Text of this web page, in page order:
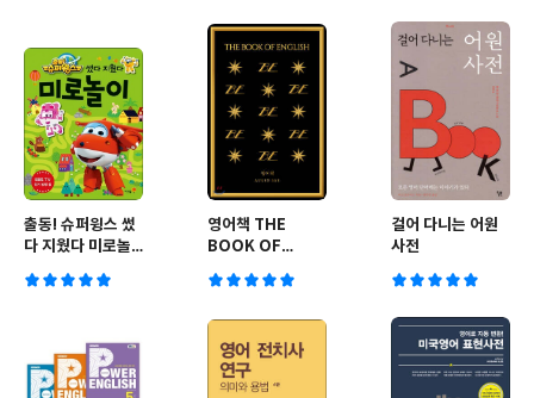
출동! 슈퍼윙스 썼
다 지웠다 미로놀
영어책 THE
BOOK OF
걸어 다니는 어원
사전